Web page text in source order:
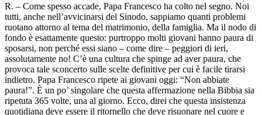
R. – Come spesso accade, Papa Francesco ha colto nel segno. Noi
tutti, anche nell’avvicinarsi del Sinodo, sappiamo quanti problemi
ruotano attorno al tema del matrimonio, della famiglia. Ma il nodo di
fondo è esattamente questo: purtroppo molti giovani hanno paura di
sposarsi, non perché essi siano – come dire – peggiori di ieri,
assolutamente no! C’è una cultura che spinge ad aver paura, che
provoca tale sconcerto sulle scelte definitive per cui è facile tirarsi
indietro. Papa Francesco ripete ai giovani oggi: “Non abbiate
paura!”. È un po’ singolare che questa affermazione nella Bibbia sia
ripetuta 365 volte, una al giorno. Ecco, direi che questa insistenza
quotidiana deve essere il ritornello che deve risuonare nel cuore e